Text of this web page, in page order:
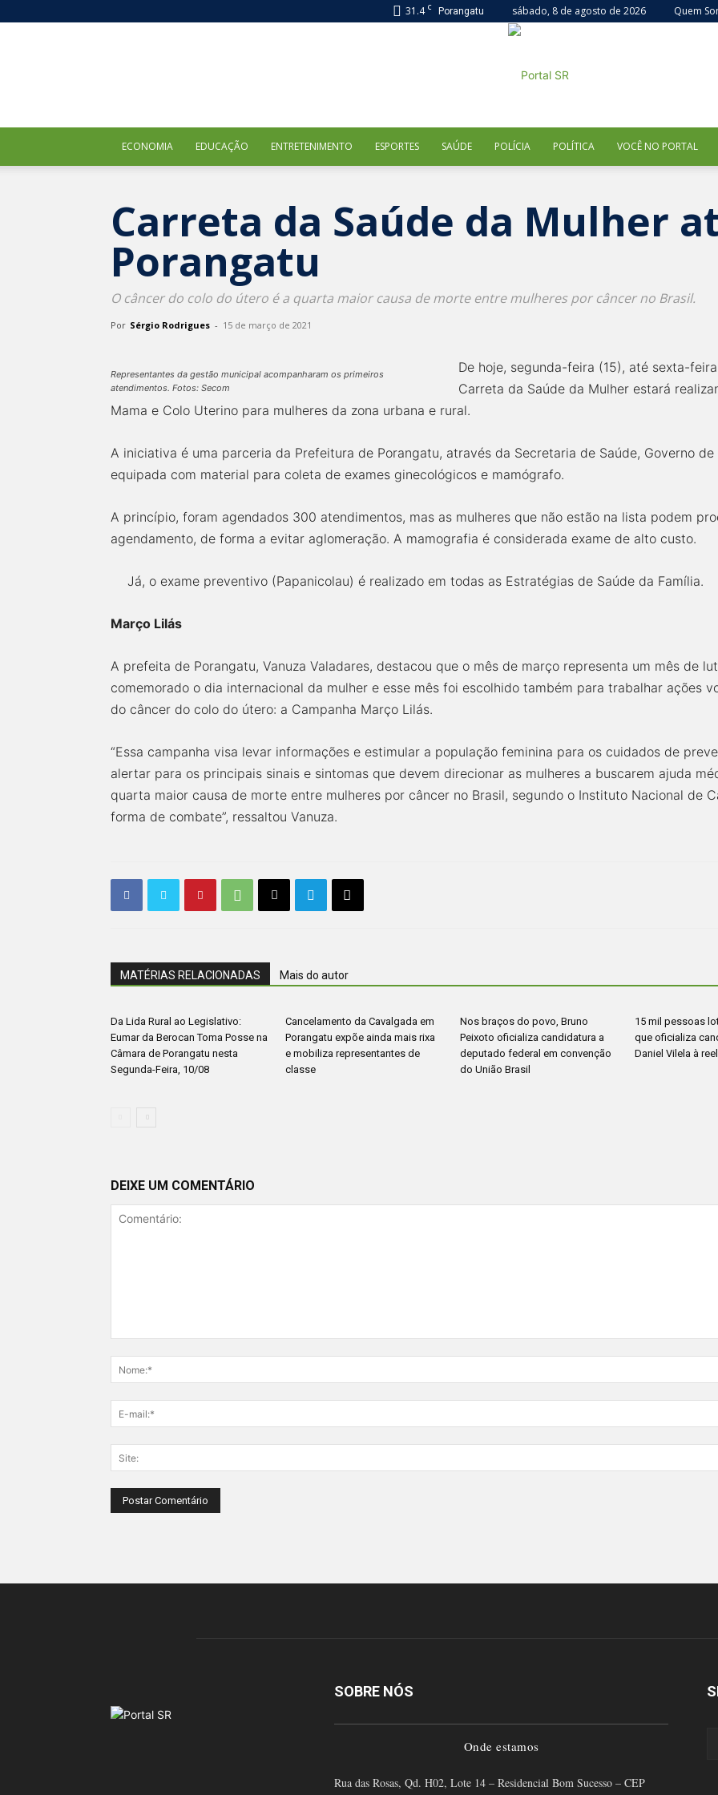
31.4 C Porangatu sábado, 8 de agosto de 2026 Quem
ECONOMIA EDUCAÇÃO ENTRETENIMENTO ESPORTES SAÚDE POLÍCIA POLÍTICA VOCÊ NO PORTAL
Carreta da Saúde da Mulher
Porangatu
O câncer do colo do útero é a quarta maior causa de morte entre mulheres por câncer no Brasil.
Por Sérgio Rodrigues - 15 de março de 2021
Representantes da gestão municipal acompanharam os primeiros
atendimentos. Fotos: Secom
De hoje, segunda-feira (15), até sexta-
Carreta da Saúde da Mulher estará
Mama e Colo Uterino para mulheres da zona urbana e rural.
A iniciativa é uma parceria da Prefeitura de Porangatu, através da Secretaria de Saúde, Governo
equipada com material para coleta de exames ginecológicos e mamógrafo.
A princípio, foram agendados 300 atendimentos, mas as mulheres que não estão na lista podem
agendamento, de forma a evitar aglomeração. A mamografia é considerada exame de alto custo.
Já, o exame preventivo (Papanicolau) é realizado em todas as Estratégias de Saúde da Família.
Março Lilás
A prefeita de Porangatu, Vanuza Valadares, destacou que o mês de março representa um mês de
comemorado o dia internacional da mulher e esse mês foi escolhido também para trabalhar ações
do câncer do colo do útero: a Campanha Março Lilás.
“Essa campanha visa levar informações e estimular a população feminina para os cuidados de
alertar para os principais sinais e sintomas que devem direcionar as mulheres a buscarem ajuda
quarta maior causa de morte entre mulheres por câncer no Brasil, segundo o Instituto Nacional de
forma de combate”, ressaltou Vanuza.
MATÉRIAS RELACIONADAS Mais do autor
Da Lida Rural ao Legislativo:
Eumar da Berocan Toma Posse na
Câmara de Porangatu nesta
Segunda-Feira, 10/08
Cancelamento da Cavalgada em
Porangatu expõe ainda mais rixa
e mobiliza representantes de
classe
Nos braços do povo, Bruno
Peixoto oficializa candidatura a
deputado federal em convenção
do União Brasil
15 mil pessoas
que oficializa
Daniel Vilela à
DEIXE UM COMENTÁRIO
SOBRE NÓS
Onde estamos
Rua das Rosas, Qd. H02, Lote 14 – Residencial Bom Sucesso – CEP